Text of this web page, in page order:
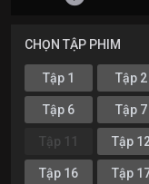
CHỌN TẬP PHIM
Tập 1 Tập 2
Tập 6 Tập 7
Tập 11 Tập
Tập 16 Tập